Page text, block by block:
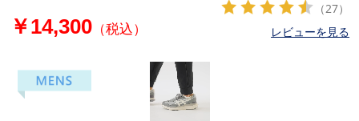
￥14,300（税込）
（27）
レビューを見る